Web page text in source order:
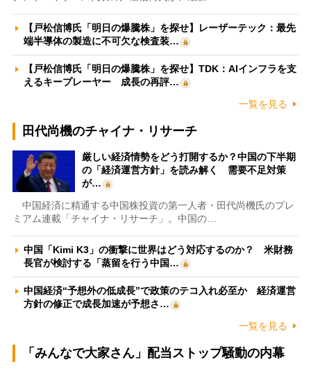
【戸松信博氏「明日の爆騰株」を探せ】レーザーテック：最先
端半導体の製造に不可欠な検査装…
【戸松信博氏「明日の爆騰株」を探せ】TDK：AIインフラを支
えるキープレーヤー 成長の再評…
一覧を見る
田代尚機のチャイナ・リサーチ
厳しい経済情勢をどう打開するか？中国の下半期
の「経済運営方針」を読み解く 需要不足対策
が…
中国経済に精通する中国株投資の第一人者・田代尚機氏のプレ
ミアム連載「チャイナ・リサーチ」。中国の…
中国「Kimi K3」の衝撃に世界はどう対応するのか？ 米財務
長官が検討する「蒸留を行う中国…
中国経済“予想外の低成長”で政策のテコ入れ必至か 経済運営
方針の修正で成長加速が予想さ…
一覧を見る
「みんなで大家さん」配当ストップ騒動の内幕